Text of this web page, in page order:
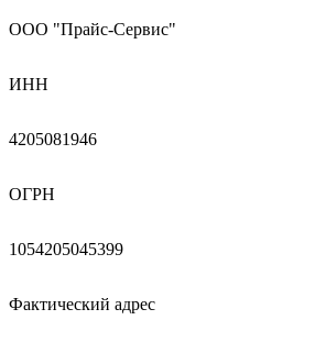
ООО "Прайс-Сервис"
ИНН
4205081946
ОГРН
1054205045399
Фактический адрес